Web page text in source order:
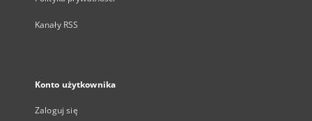
Kanały RSS
Konto użytkownika
Zaloguj się